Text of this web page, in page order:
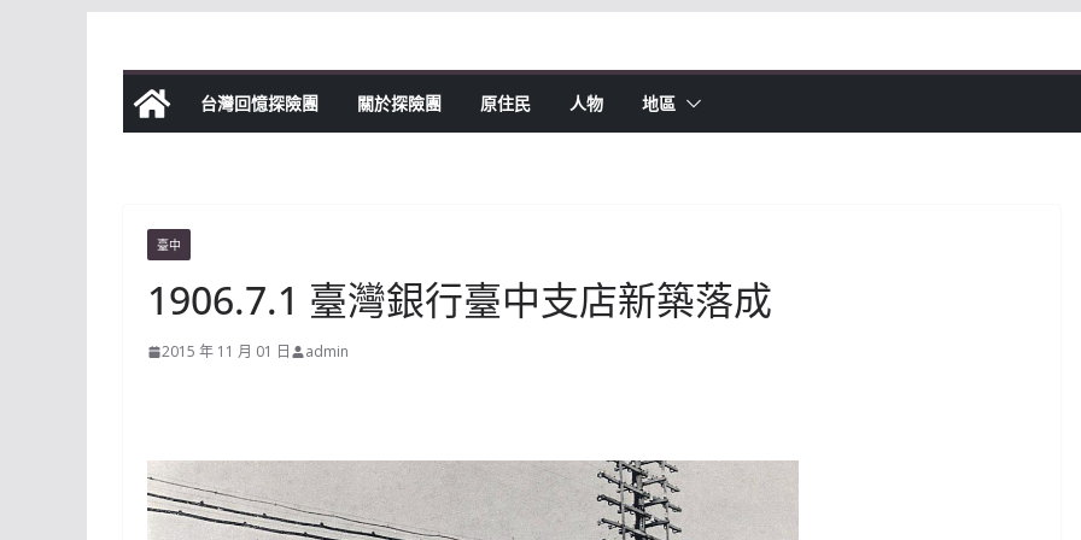
content
台灣回憶探險團 關於探險團 原住民 人物 地區
臺中
1906.7.1 臺灣銀行臺中支店新築落成
2015 年 11 月 01 日 admin